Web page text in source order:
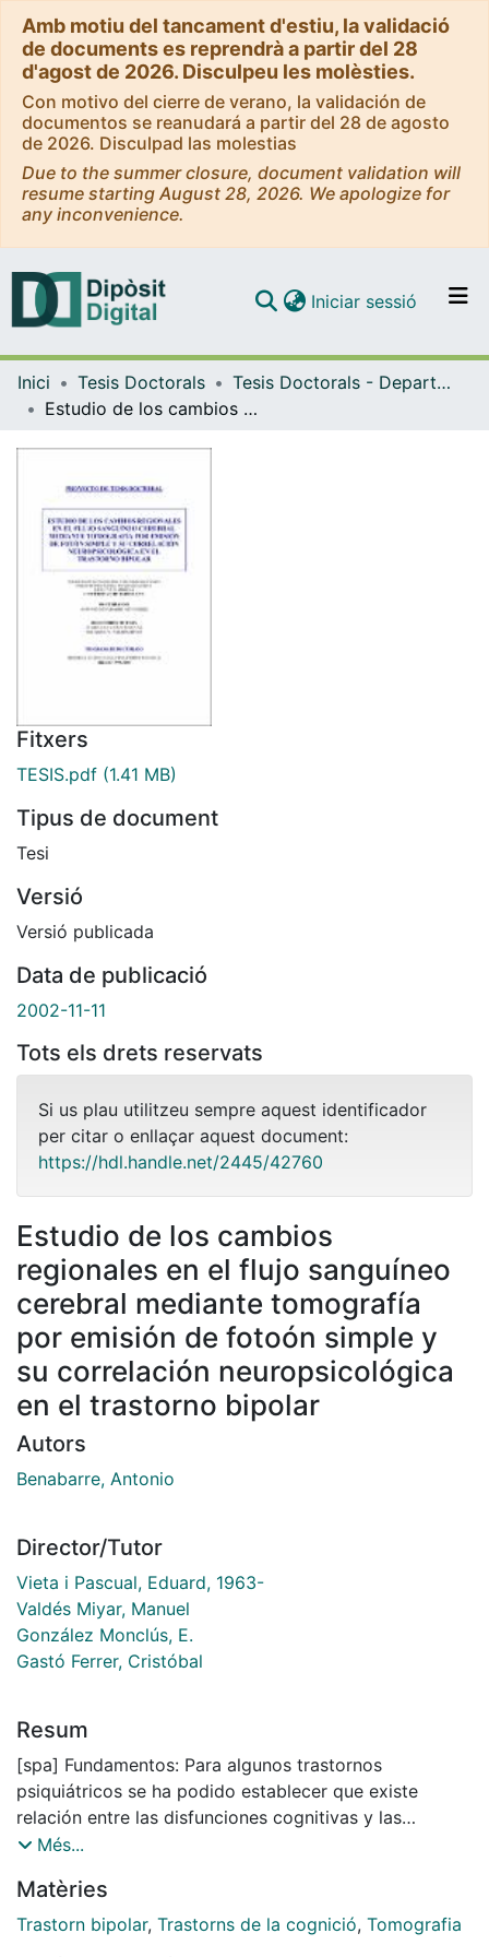
Amb motiu del tancament d'estiu, la validació
de documents es reprendrà a partir del 28
d'agost de 2026. Disculpeu les molèsties.
Con motivo del cierre de verano, la validación de
documentos se reanudará a partir del 28 de agosto
de 2026. Disculpad las molestias
Due to the summer closure, document validation will
resume starting August 28, 2026. We apologize for
any inconvenience.
Navega per tot el DD
Iniciar sessió (current)
Inici Tesis Doctorals
Tesis Doctorals - Departament - Psiquiatria i Psicobiologia Clínica
Estudio de los cambios regionales en el flujo sanguíneo cerebral mediante tomografía por emisión de fotoón simple y su correlación neuropsicológica en el trastorno bipolar
Fitxers
TESIS.pdf (1.41 MB)
Tipus de document
Tesi
Versió
Versió publicada
Data de publicació
2002-11-11
Tots els drets reservats
Si us plau utilitzeu sempre aquest identificador
per citar o enllaçar aquest document:
https://hdl.handle.net/2445/42760
Estudio de los cambios
regionales en el flujo sanguíneo
cerebral mediante tomografía
por emisión de fotoón simple y
su correlación neuropsicológica
en el trastorno bipolar
Autors
Benabarre, Antonio
Director/Tutor
Vieta i Pascual, Eduard, 1963-
Valdés Miyar, Manuel
González Monclús, E.
Gastó Ferrer, Cristóbal
Resum
[spa] Fundamentos: Para algunos trastornos
psiquiátricos se ha podido establecer que existe
relación entre las disfunciones cognitivas y las
alteraciones en el FSCr. Para el trastorno bipolar (TB),
pacientes con este trastorno presentan disfunciones
cognitivas. Asimismo, en distintos estudios han sido
Més...
Matèries
Trastorn bipolar, Trastorns de la cognició, Tomografia